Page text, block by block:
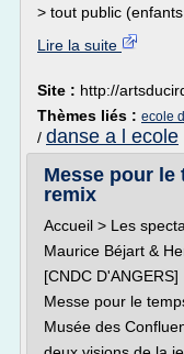
> tout public
Lire la suite
Site : http://
Thèmes liés : ecole
/ danse a l ecole
Messe pour le
remix
Accueil > Les
Maurice Béjart &
[CNDC D'ANGERS]
Messe pour le
Musée des